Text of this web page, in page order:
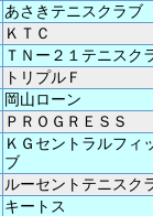
あさきテニスクラブ
ＫＴＣ
ＴＮー２１テニスク
トリプルＦ
岡山ローン
ＰＲＯＧＲＥＳＳ
ＫＧセントラルフィ
ブ
ルーセントテニスク
キートス